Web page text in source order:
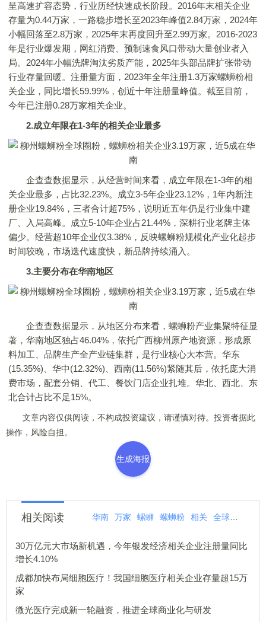
呈高速扩容态势，行业历经快速成长阶段。2016年末相关企业
存量为0.44万家，一路稳步增长至2023年峰值2.84万家，2024年
小幅回落至2.8万家，2025年末再度回升至2.99万家。2016-2023
年是行业爆发期，网红消费、预制速食风口带动大量创业者入
局。2024年小幅洗牌淘汰劣质产能，2025年头部品牌扩张带动
行业存量回暖。注册量方面，2023年全年注册1.3万家螺蛳粉相
关企业，同比增长59.99%，创近十年注册量峰值。截至目前，
今年已注册0.28万家相关企业。
2.成立年限在1-3年的相关企业最多
企查查数据显示，从经营时间来看，成立年限在1-3年的相
关企业最多，占比32.23%。成立3-5年企业23.12%，1年内新注
册企业19.84%，三者合计超75%，说明近五年仍是行业集中建
厂、入局高峰。成立5-10年企业占21.44%，深耕行业老牌主体
偏少。经营超10年企业仅3.38%，反映螺蛳粉规模化产业化起步
时间较晚，市场迭代速度快，新品牌持续涌入。
3.主要分布在华南地区
企查查数据显示，从地区分布来看，螺蛳粉产业集聚特征显
著，华南地区独占46.04%，依托广西柳州原产地资源，形成原
料加工、品牌生产全产业链集群，是行业核心大本营。华东
(15.35%)、华中(12.32%)、西南(11.56%)紧随其后，依托庞大消
费市场，配套分销、代工、餐饮门店企业扎堆。华北、西北、东
北合计占比不足15%。
文章内容仅供阅读，不构成投资建议，请谨慎对待。投资者据此
操作，风险自担。
生成海报
相关阅读 华南 万家 螺蛳 螺蛳粉 相关 全球
30万亿元大市场新机遇，今年银发经济相关企业注册量同比
增长4.10%
成都加快布局细胞医疗！我国细胞医疗相关企业存量超15万
家
微光医疗完成新一轮融资，推进全球商业化与研发